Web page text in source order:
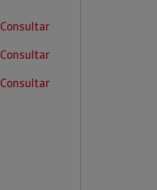
Consultar
Consultar
Consultar